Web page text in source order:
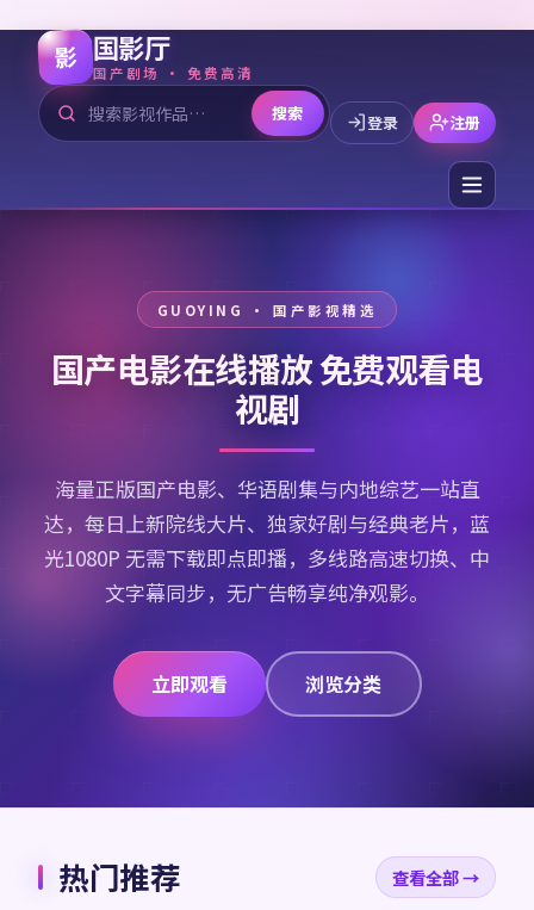
影 国影厅
国产剧场 · 免费高清
搜索 登录 注册
国产电影在线播放 免费观看电
视剧
海量正版国产电影、华语剧集与内地综艺一站直
达，每日上新院线大片、独家好剧与经典老片，蓝
光1080P 无需下载即点即播，多线路高速切换、中
文字幕同步，无广告畅享纯净观影。
立即观看 浏览分类
热门推荐 查看全部 →
45:42